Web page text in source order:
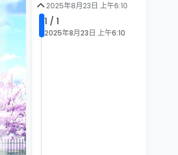
2025年8月23日 上午6:10
1 / 1
2025年8月23日 上午6:10